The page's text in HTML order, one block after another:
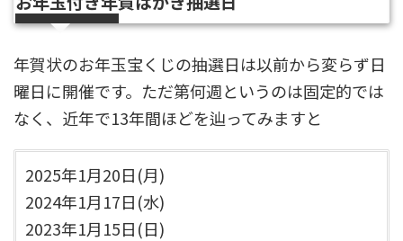
年賀状のお年玉宝くじの抽選日は以前から変らず日
曜日に開催です。ただ第何週というのは固定的では
なく、近年で13年間ほどを辿ってみますと
2025年1月20日(月)
2024年1月17日(水)
2023年1月15日(日)